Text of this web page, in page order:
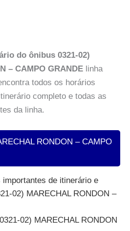
do ônibus 0321-02)
– CAMPO GRANDE linha
todos os horários
completo e todas as
da linha.
RONDON – CAMPO
de itinerário e
02) MARECHAL RONDON –
02) MARECHAL RONDON